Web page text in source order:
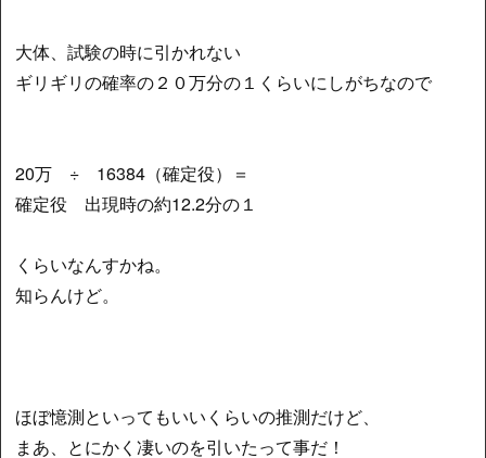
大体、試験の時に引かれない
ギリギリの確率の２０万分の１くらいにしがちなので
20万 ÷ 16384（確定役）＝
確定役 出現時の約12.2分の１
くらいなんすかね。
知らんけど。
ほぼ憶測といってもいいくらいの推測だけど、
まあ、とにかく凄いのを引いたって事だ！